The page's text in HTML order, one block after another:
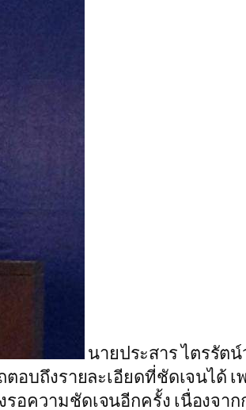
นายประสาร ไตรรัต
บถึงรายละเอียดที่ชัดเจนได้
ความชัดเจนอีกครั้ง เนื่องจา